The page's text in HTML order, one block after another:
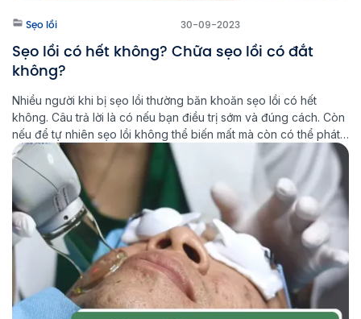
Sẹo lồi 30-09-2023
Sẹo lồi có hết không? Chữa sẹo lồi có đắt
không?
Nhiều người khi bị sẹo lồi thường băn khoăn sẹo lồi có hết
không. Câu trả lời là có nếu bạn điều trị sớm và đúng cách. Còn
nếu để tự nhiên sẹo lồi không thể biến mất mà còn có thể phát
triển, lan rộng hơn. Vậy khi bị sẹo lồi nên làm thế […]